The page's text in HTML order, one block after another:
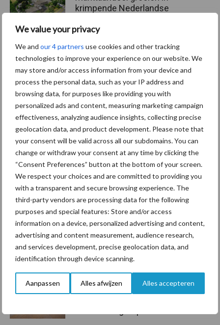
We value your privacy
We and our 4 partners use cookies and other tracking
technologies to improve your experience on our website. We
may store and/or access information from your device and
process the personal data, such as your IP address and
browsing data, for purposes like providing you with
personalized ads and content, measuring marketing campaign
effectiveness, analyzing audience insights, collecting precise
geolocation data, and product development. Please note that
your consent will be valid across all our subdomains. You can
change or withdraw your consent at any time by clicking the
“Consent Preferences” button at the bottom of your screen.
We respect your choices and are committed to providing you
with a transparent and secure browsing experience. The
third-party vendors are processing data for the following
purposes and special features: Store and/or access
information on a device, personalized advertising and content,
advertising and content measurement, audience research,
and services development, precise geolocation data, and
identification through device scanning.
Aanpassen Alles afwijzen Alles accepteren
Primaire
Sidebar
Recent nieuws Partner nieuws
7 aug
Grondstoffenmarkt blijft grillig:
krimpende Nederlandse
Themapagina's
Diergezondheid Bemesting Fokkerij
Bedrijfsnieuws
Ligbox &
Voerhekken
Toon meer